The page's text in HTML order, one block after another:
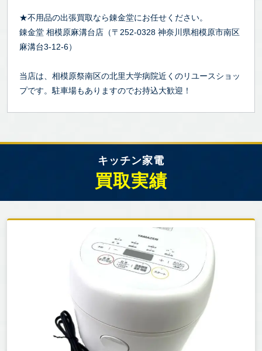
★不用品の出張買取なら錬金堂にお任せください。
錬金堂 相模原麻溝台店（〒252-0328 神奈川県相模原市南区
麻溝台3-12-6）
当店は、相模原祭南区の北里大学病院近くのリユースショッ
プです。駐車場もありますのでお持込大歓迎！
キッチン家電
買取実績